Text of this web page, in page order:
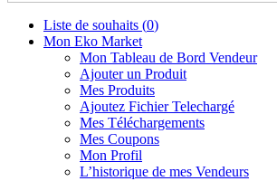
Liste de souhaits (0)
Mon Eko Market
Mon Tableau de Bord Vendeur
Ajouter un Produit
Mes Produits
Ajoutez Fichier Telechargé
Mes Téléchargements
Mes Coupons
Mon Profil
L’historique de mes Vendeurs